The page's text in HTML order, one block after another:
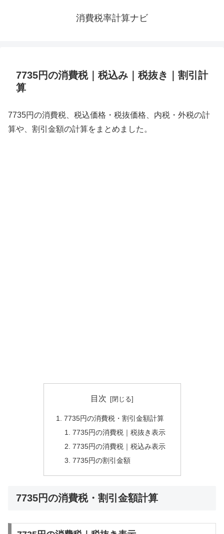
消費税率計算ナビ
7735円の消費税｜税込み｜税抜き｜割引計
算
7735円の消費税、税込価格・税抜価格、内税・外税の計
算や、割引金額の計算をまとめました。
目次
7735円の消費税・割引金額計算
7735円の消費税｜税抜き表示
7735円の消費税｜税込み表示
7735円の割引金額
7735円の消費税・割引金額計算